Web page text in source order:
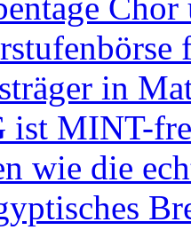
in
ist MINT-
wie die